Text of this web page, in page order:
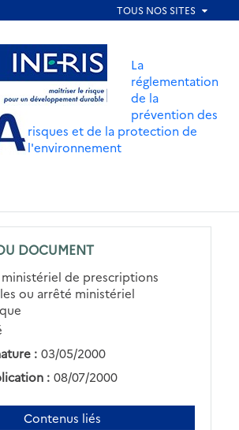
Aller au menu
La
réglementation
de la
prévention des
risques et de la protection de
l'environnement
DOCUMENT
de prescriptions
ou arrêté ministériel
: 03/05/2000
: 08/07/2000
Contenus liés